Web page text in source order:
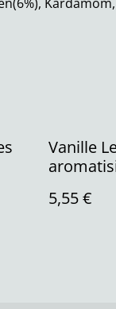
Vanille
5,55 €